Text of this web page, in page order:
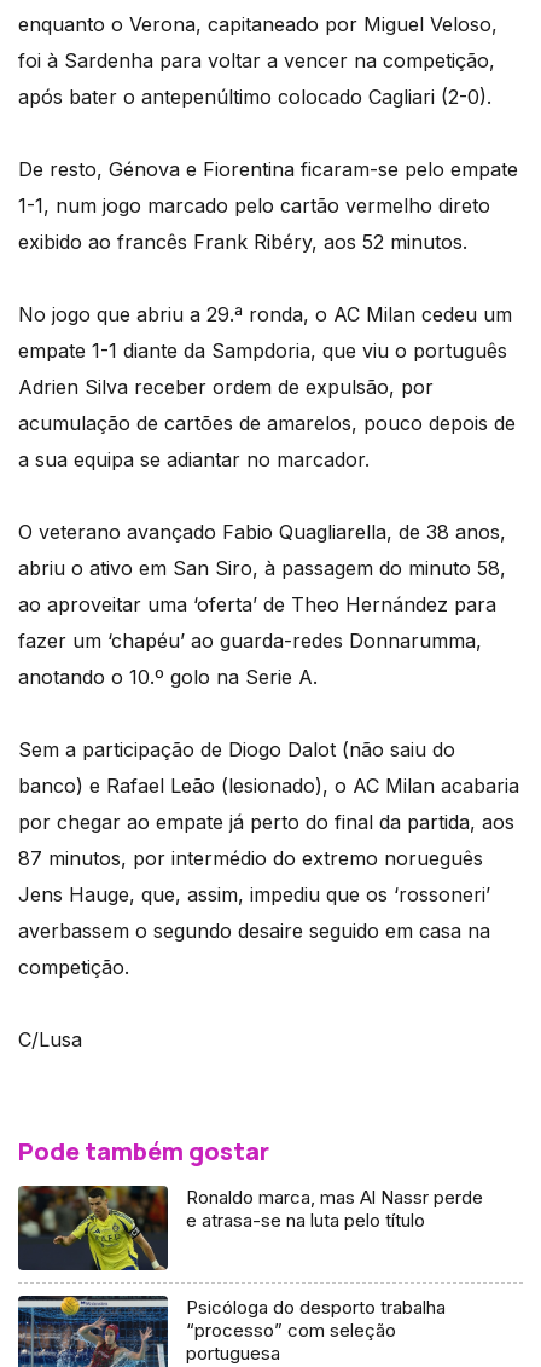
enquanto o Verona, capitaneado por Miguel Veloso,
foi à Sardenha para voltar a vencer na competição,
após bater o antepenúltimo colocado Cagliari (2-0).
De resto, Génova e Fiorentina ficaram-se pelo empate
1-1, num jogo marcado pelo cartão vermelho direto
exibido ao francês Frank Ribéry, aos 52 minutos.
No jogo que abriu a 29.ª ronda, o AC Milan cedeu um
empate 1-1 diante da Sampdoria, que viu o português
Adrien Silva receber ordem de expulsão, por
acumulação de cartões de amarelos, pouco depois de
a sua equipa se adiantar no marcador.
O veterano avançado Fabio Quagliarella, de 38 anos,
abriu o ativo em San Siro, à passagem do minuto 58,
ao aproveitar uma ‘oferta’ de Theo Hernández para
fazer um ‘chapéu’ ao guarda-redes Donnarumma,
anotando o 10.º golo na Serie A.
Sem a participação de Diogo Dalot (não saiu do
banco) e Rafael Leão (lesionado), o AC Milan acabaria
por chegar ao empate já perto do final da partida, aos
87 minutos, por intermédio do extremo norueguês
Jens Hauge, que, assim, impediu que os ‘rossoneri’
averbassem o segundo desaire seguido em casa na
competição.
C/Lusa
Pode também gostar
Ronaldo marca, mas Al Nassr perde
e atrasa-se na luta pelo título
Psicóloga do desporto trabalha
“processo” com seleção
portuguesa